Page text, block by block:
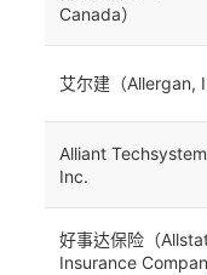
Canada）
艾尔建（Allergan,
Alliant
Inc.
好事达保险（
Insurance